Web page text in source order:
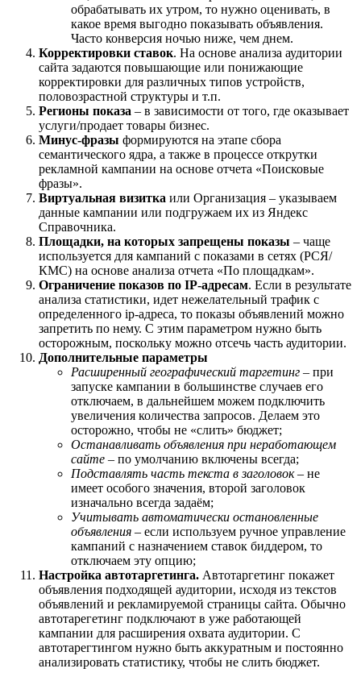
обрабатывать их утром, то нужно оценивать, в
какое время выгодно показывать объявления.
Часто конверсия ночью ниже, чем днем.
Корректировки ставок. На основе анализа аудитории
сайта задаются повышающие или понижающие
корректировки для различных типов устройств,
половозрастной структуры и т.п.
Регионы показа – в зависимости от того, где оказывает
услуги/продает товары бизнес.
Минус-фразы формируются на этапе сбора
семантического ядра, а также в процессе открутки
рекламной кампании на основе отчета «Поисковые
фразы».
Виртуальная визитка или Организация – указываем
данные кампании или подгружаем их из Яндекс
Справочника.
Площадки, на которых запрещены показы – чаще
используется для кампаний с показами в сетях (РСЯ/
КМС) на основе анализа отчета «По площадкам».
Ограничение показов по IP-адресам. Если в результате
анализа статистики, идет нежелательный трафик с
определенного ip-адреса, то показы объявлений можно
запретить по нему. С этим параметром нужно быть
осторожным, поскольку можно отсечь часть аудитории.
Дополнительные параметры
Расширенный географический таргетинг – при
запуске кампании в большинстве случаев его
отключаем, в дальнейшем можем подключить
увеличения количества запросов. Делаем это
осторожно, чтобы не «слить» бюджет;
Останавливать объявления при неработающем
сайте – по умолчанию включены всегда;
Подставлять часть текста в заголовок– не
имеет особого значения, второй заголовок
изначально всегда задаём;
Учитывать автоматически остановленные
объявления – если используем ручное управление
кампаний с назначением ставок биддером, то
отключаем эту опцию;
Настройка автотаргетинга. Автотаргетинг покажет
объявления подходящей аудитории, исходя из текстов
объявлений и рекламируемой страницы сайта. Обычно
автотарегетинг подключают в уже работающей
кампании для расширения охвата аудитории. С
автотарегтингом нужно быть аккуратным и постоянно
анализировать статистику, чтобы не слить бюджет.